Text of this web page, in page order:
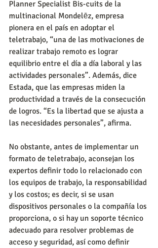
Planner Specialist Bis-cuits de la
multinacional Mondelēz, empresa
pionera en el país en adoptar el
teletrabajo, “una de las motivaciones de
realizar trabajo remoto es lograr
equilibrio entre el día a día laboral y las
actividades personales”. Además, dice
Estada, que las empresas miden la
productividad a través de la consecución
de logros. “Es la libertad que se ajusta a
las necesidades personales”, afirma.
No obstante, antes de implementar un
formato de teletrabajo, aconsejan los
expertos definir todo lo relacionado con
los equipos de trabajo, la responsabilidad
y los costos; es decir, si se usan
dispositivos personales o la compañía los
proporciona, o si hay un soporte técnico
adecuado para resolver problemas de
acceso y seguridad, así como definir